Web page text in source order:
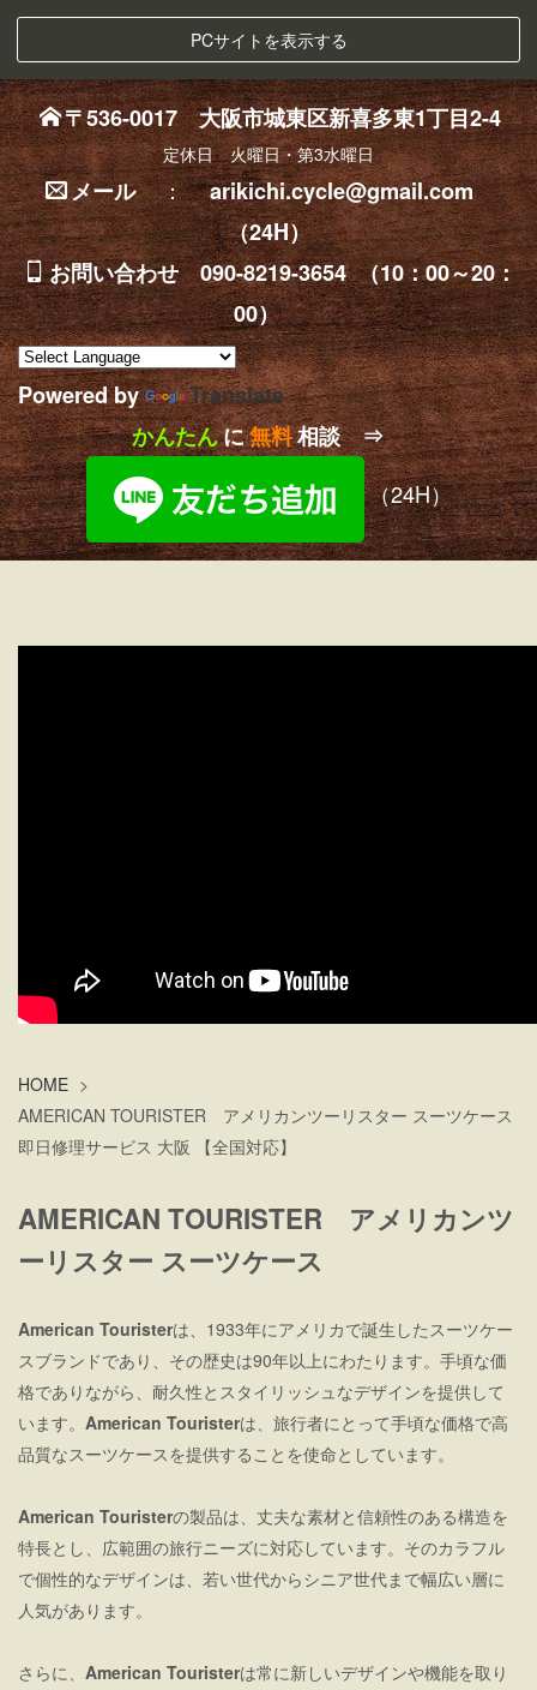
PCサイトを表示する
〒536-0017 大阪市城東区新喜多東1丁目2-4
定休日 火曜日・第3水曜日
メール：arikichi.cycle@gmail.com
（24H）
お問い合わせ 090-8219-3654 （10：00～20：
00）
Powered by
Translate
かんたんに無料相談 ⇒
（24H）
HOME >
AMERICAN TOURISTER アメリカンツーリスター スーツケース
即日修理サービス 大阪 【全国対応】
AMERICAN TOURISTER アメリカンツ
ーリスター スーツケース
American Touristerは、1933年にアメリカで誕生したスーツケー
スブランドであり、その歴史は90年以上にわたります。手頃な価
格でありながら、耐久性とスタイリッシュなデザインを提供して
います。 American Touristerは、旅行者にとって手頃な価格で高
品質なスーツケースを提供することを使命としています。
American Touristerの製品は、丈夫な素材と信頼性のある構造を
特長とし、広範囲の旅行ニーズに対応しています。そのカラフル
で個性的なデザインは、若い世代からシニア世代まで幅広い層に
人気があります。
さらに、 American Touristerは常に新しいデザインや機能を取り